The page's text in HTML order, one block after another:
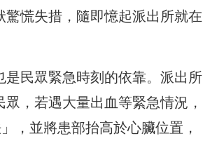
慌失措，隨即憶起派出所就在
民眾緊急時刻的依靠。派出所
，若遇大量出血等緊急情況，
，並將患部抬高於心臟位置，